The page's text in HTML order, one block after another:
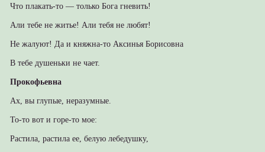
Что плакать-то — только Бога гневить!
Али тебе не житье! Али тебя не любят!
Не жалуют! Да и княжна-то Аксинья Борисовна
В тебе душеньки не чает.
Прокофьевна
Ах, вы глупые, неразумные.
То-то вот и горе-то мое:
Растила, растила ее, белую лебедушку,